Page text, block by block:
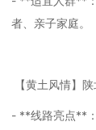
者、亲子家庭。
【黄土风情】
- **线路亮点**